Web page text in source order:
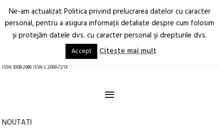
Arhitectură.
Oraș.
RO EN
ISSN 3008-2986 ISSN-L 2069-721X
≡
NOUTATI
Ne-am actualizat Politica privind prelucrarea datelor cu caracter
personal, pentru a asigura informaţii detaliate despre cum folosim
şi protejăm datele dvs. cu caracter personal şi drepturile dvs.
Accept Citeste mai mult